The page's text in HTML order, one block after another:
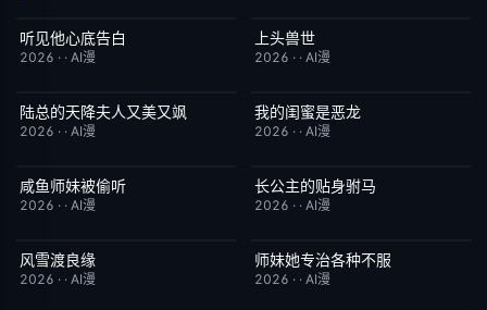
完结
听见他心底告白
2026 · · AI漫
完结
上头兽世
2026 · · AI漫
完结
陆总的天降夫人又美又飒
2026 · · AI漫
完结
我的闺蜜是恶龙
2026 · · AI漫
完结
咸鱼师妹被偷听
2026 · · AI漫
完结
长公主的贴身驸马
2026 · · AI漫
完结
风雪渡良缘
2026 · · AI漫
完结
师妹她专治各种不服
2026 · · AI漫